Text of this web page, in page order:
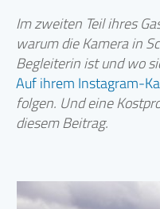
Im zweiten Teil ihres
warum die Kamera in
Begleiterin ist und wo
Auf ihrem Instagram-
folgen. Und eine
diesem Beitrag.